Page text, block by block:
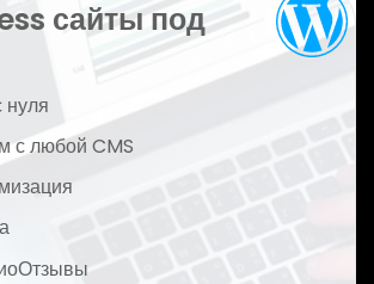
сайты под
с любой CMS
Отзывы